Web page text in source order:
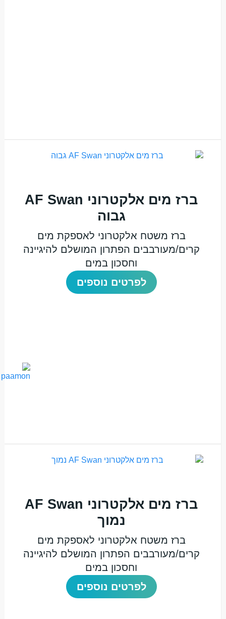
ברז מים אלקטרוני AF Swan
גבוה
ברז משטח אלקטרוני לאספקת מים
קרים/מעורבבים הפתרון המושלם להיגיינה
וחסכון במים
לפרטים נוספים
ברז מים אלקטרוני AF Swan
נמוך
ברז משטח אלקטרוני לאספקת מים
קרים/מעורבבים הפתרון המושלם להיגיינה
וחסכון במים
לפרטים נוספים